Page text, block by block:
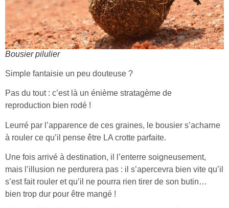
Bousier pilulier
Simple fantaisie un peu douteuse ?
Pas du tout : c’est là un énième stratagème de
reproduction bien rodé !
Leurré par l’apparence de ces graines, le bousier s’acharne
à rouler ce qu’il pense être LA crotte parfaite.
Une fois arrivé à destination, il l’enterre soigneusement,
mais l’illusion ne perdurera pas : il s’apercevra bien vite qu’il
s’est fait rouler et qu’il ne pourra rien tirer de son butin…
bien trop dur pour être mangé !